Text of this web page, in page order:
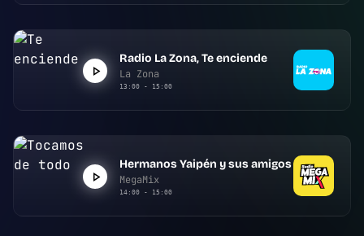
Radio La Zona, Te enciende
La Zona
13:00 - 15:00
Hermanos Yaipén y sus amigos
MegaMix
14:00 - 15:00